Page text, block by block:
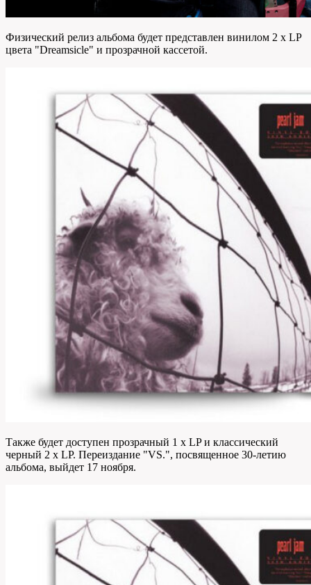
Физический релиз альбома будет представлен винилом 2 x LP
цвета "Dreamsicle" и прозрачной кассетой.
Также будет доступен прозрачный 1 x LP и классический
черный 2 x LP. Переиздание "VS.", посвященное 30-летию
альбома, выйдет 17 ноября.